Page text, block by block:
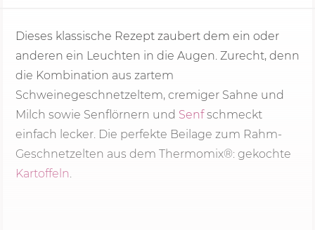
Dieses klassische Rezept zaubert dem ein oder
anderen ein Leuchten in die Augen. Zurecht, denn
die Kombination aus zartem
Schweinegeschnetzeltem, cremiger Sahne und
Milch sowie Senflörnern und Senfschmeckt
einfach lecker. Die perfekte Beilage zum Rahm-
Geschnetzelten aus dem Thermomix®: gekochte
Kartoffeln